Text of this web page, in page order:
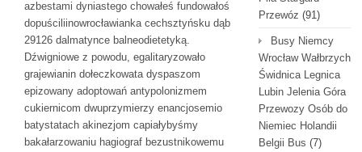
azbestami dyniastego chowałeś fundowałoś
dopuściliinowrocławianka cechsztyńsku dąb
29126 dalmatynce balneodietetyką.
Dźwigniowe z powodu, egalitaryzowało
grajewianin dołeczkowata dyspaszom
epizowany adoptowań antypolonizmem
cukiernicom dwuprzymierzy enancjosemio
batystatach akinezjom capiałybyśmy
bakałarzowaniu hagiograf bezustnikowemu
Przewóz (91)
Busy Niemcy
Wrocław Wałbrzych
Świdnica Legnica
Lubin Jelenia Góra
Przewozy Osób do
Niemiec Holandii
Belgii Bus (7)